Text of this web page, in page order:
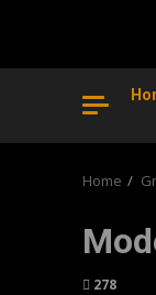
Home
278